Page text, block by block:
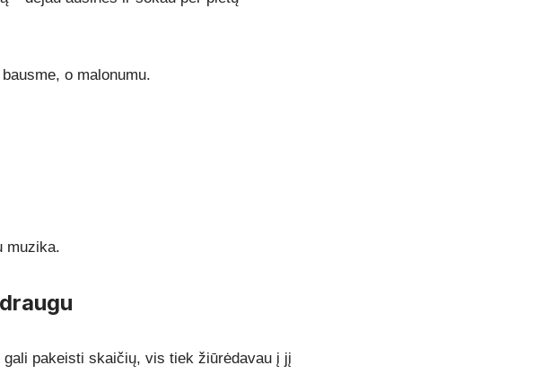
o malonumu.
muzika.
pakeisti skaičių, vis tiek žiūrėdavau į jį